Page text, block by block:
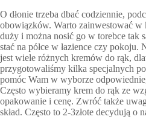
O dłonie trzeba dbać codziennie,
obowiązków. Warto zainwestować w
duży i można nosić go w torebce tak
stać na półce w łazience czy pokoju.
jest wiele różnych kremów do rąk,
przygotowaliśmy kilka specjalnych
pomóc Wam w wyborze
Często wybieramy krem do rąk ze
opakowanie i cenę. Zwróć także
skład. Często to 2-3złote decydują o